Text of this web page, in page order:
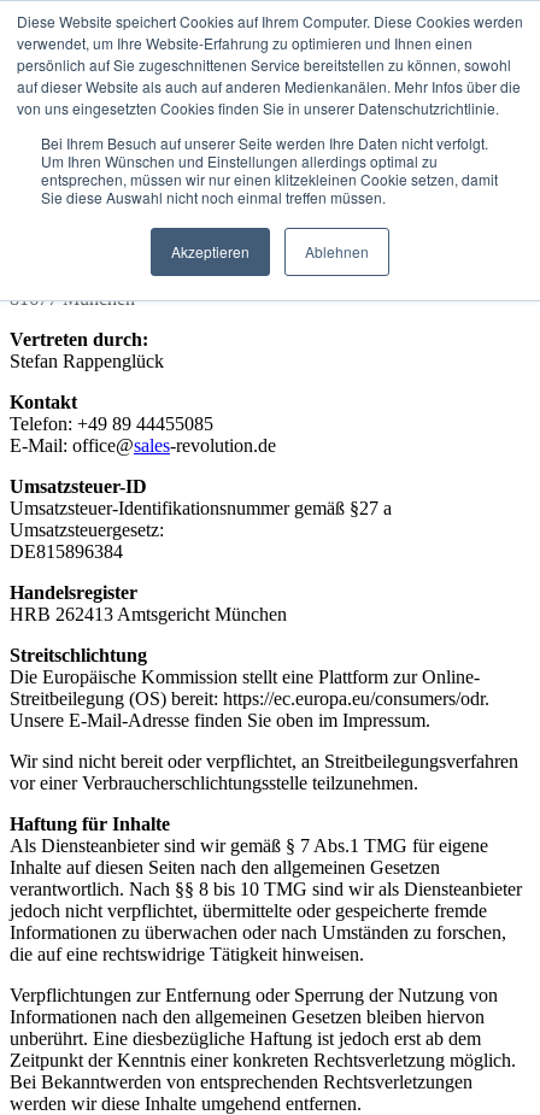
Diese Website speichert Cookies auf Ihrem Computer. Diese Cookies werden
verwendet, um Ihre Website-Erfahrung zu optimieren und Ihnen einen
persönlich auf Sie zugeschnittenen Service bereitstellen zu können, sowohl
auf dieser Website als auch auf anderen Medienkanälen. Mehr Infos über die
von uns eingesetzten Cookies finden Sie in unserer Datenschutzrichtlinie.
Bei Ihrem Besuch auf unserer Seite werden Ihre Daten nicht verfolgt.
Um Ihren Wünschen und Einstellungen allerdings optimal zu
entsprechen, müssen wir nur einen klitzekleinen Cookie setzen, damit
Sie diese Auswahl nicht noch einmal treffen müssen.
Akzeptieren Ablehnen
Rückruf vereinbaren
IMPRESSUM
Sales (R)Evolution GmbH
Angaben gemäß § 5 TMG
Vertreten durch: Stefan Rappenglück
81677 München
Vertreten durch:
Stefan Rappenglück
Kontakt
Telefon: +49 89 44455085
E-Mail: office@sales-revolution.de
Umsatzsteuer-ID
Umsatzsteuer-Identifikationsnummer gemäß §27 a
Umsatzsteuergesetz:
DE815896384
Handelsregister
HRB 262413 Amtsgericht München
Streitschlichtung
Die Europäische Kommission stellt eine Plattform zur Online-
Streitbeilegung (OS) bereit: https://ec.europa.eu/consumers/odr.
Unsere E-Mail-Adresse finden Sie oben im Impressum.
Wir sind nicht bereit oder verpflichtet, an Streitbeilegungsverfahren
vor einer Verbraucherschlichtungsstelle teilzunehmen.
Haftung für Inhalte
Als Diensteanbieter sind wir gemäß § 7 Abs.1 TMG für eigene
Inhalte auf diesen Seiten nach den allgemeinen Gesetzen
verantwortlich. Nach §§ 8 bis 10 TMG sind wir als Diensteanbieter
jedoch nicht verpflichtet, übermittelte oder gespeicherte fremde
Informationen zu überwachen oder nach Umständen zu forschen,
die auf eine rechtswidrige Tätigkeit hinweisen.
Verpflichtungen zur Entfernung oder Sperrung der Nutzung von
Informationen nach den allgemeinen Gesetzen bleiben hiervon
unberührt. Eine diesbezügliche Haftung ist jedoch erst ab dem
Zeitpunkt der Kenntnis einer konkreten Rechtsverletzung möglich.
Bei Bekanntwerden von entsprechenden Rechtsverletzungen
werden wir diese Inhalte umgehend entfernen.